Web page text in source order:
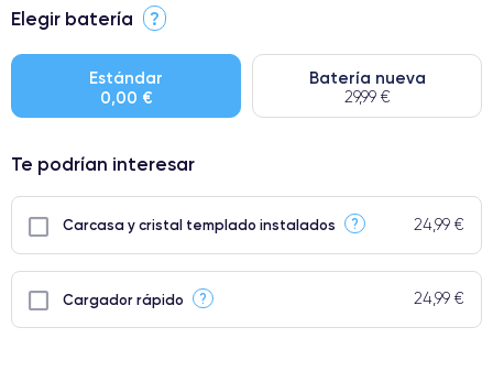
Elegir batería ?
Estándar
0,00 €
Batería nueva
29,99 €
Te podrían interesar
Carcasa y cristal templado instalados ? 24,99 €
Cargador rápido ? 24,99 €